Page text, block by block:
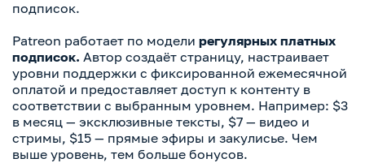
подписок.
Patreon работает по модели регулярных платных
подписок. Автор создаёт страницу, настраивает
уровни поддержки с фиксированной ежемесячной
оплатой и предоставляет доступ к контенту в
соответствии с выбранным уровнем. Например: $3
в месяц — эксклюзивные тексты, $7 — видео и
стримы, $15 — прямые эфиры и закулисье. Чем
выше уровень, тем больше бонусов.